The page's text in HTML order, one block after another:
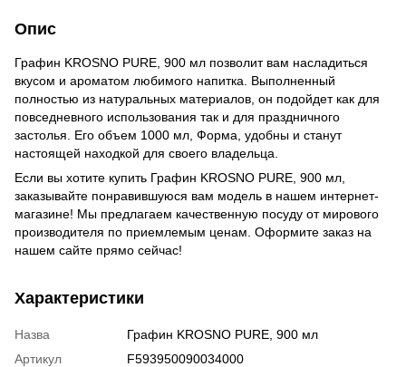
Опис
Графин KROSNO PURE, 900 мл позволит вам насладиться
вкусом и ароматом любимого напитка. Выполненный
полностью из натуральных материалов, он подойдет как для
повседневного использования так и для праздничного
застолья. Его объем 1000 мл, Форма, удобны и станут
настоящей находкой для своего владельца.
Если вы хотите купить Графин KROSNO PURE, 900 мл,
заказывайте понравившуюся вам модель в нашем интернет-
магазине! Мы предлагаем качественную посуду от мирового
производителя по приемлемым ценам. Оформите заказ на
нашем сайте прямо сейчас!
Характеристики
Назва
Графин KROSNO PURE, 900 мл
Артикул
F593950090034000